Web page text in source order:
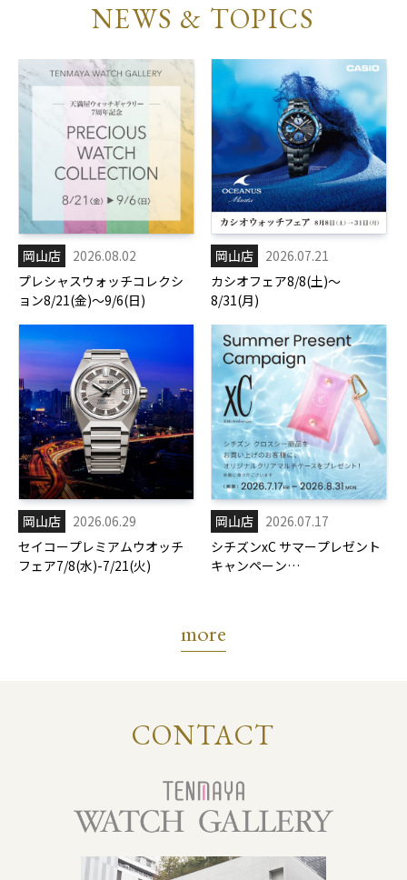
NEWS & TOPICS
岡山店
2026.08.02
プレシャスウォッチコレクシ
ョン8/21(金)～9/6(日)
岡山店
2026.07.21
カシオフェア8/8(土)～
8/31(月)
岡山店
2026.06.29
セイコープレミアムウオッチ
フェア7/8(水)-7/21(火)
岡山店
2026.07.17
シチズンxC サマープレゼント
キャンペーン
more
CONTACT